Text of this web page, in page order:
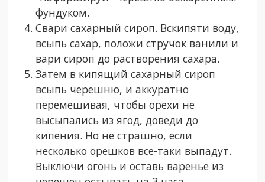
фундуком.
Свари сахарный сироп. Вскипяти воду,
всыпь сахар, положи стручок ванили и
вари сироп до растворения сахара.
Затем в кипящий сахарный сироп
всыпь черешню, и аккуратно
перемешивая, чтобы орехи не
высыпались из ягод, доведи до
кипения. Но не страшно, если
несколько орешков все-таки выпадут.
Выключи огонь и оставь варенье из